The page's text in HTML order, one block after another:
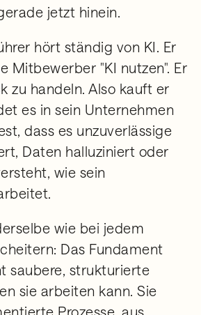
jetzt hinein.
hört ständig von KI. Er
Mitbewerber "KI nutzen". Er
zu handeln. Also kauft er
es in sein Unternehmen
dass es unzuverlässige
Daten halluziniert oder
wie sein
wie bei jedem
Das Fundament
saubere, strukturierte
sie arbeiten kann. Sie
Prozesse, aus